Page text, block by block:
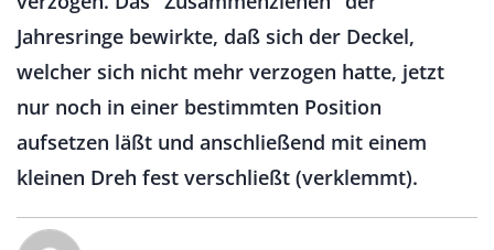
Jahresringe bewirkte, daß sich der Deckel,
welcher sich nicht mehr verzogen hatte, jetzt
nur noch in einer bestimmten Position
aufsetzen läßt und anschließend mit einem
kleinen Dreh fest verschließt (verklemmt).